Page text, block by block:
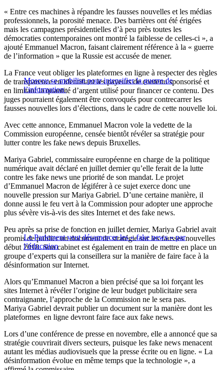
« Entre ces machines à répandre les fausses nouvelles et les médias
professionnels, la porosité menace. Des barrières ont été érigées
mais les campagnes présidentielles d’à peu près toutes les
démocraties contemporaines ont montré la faiblesse de celles-ci », a
ajouté Emmanuel Macron, faisant clairement référence à la « guerre
de l’information » que la Russie est accusée de mener.
Moscou se mobilise pour intensifier la guerre de
l’information
La France veut obliger les plateformes en ligne à respecter des règles
de transparence en identifiant les payeurs de contenu sponsorisé et
en limitant la quantité d’argent utilisé pour financer ce contenu. Des
juges pourraient également être convoqués pour contrecarrer les
fausses nouvelles lors d’élections, dans le cadre de cette nouvelle loi.
Avec cette annonce, Emmanuel Macron vole la vedette de la
Commission européenne, censée bientôt révéler sa stratégie pour
lutter contre les fake news depuis Bruxelles.
Mariya Gabriel, commissaire européenne en charge de la politique
numérique avait déclaré en juillet dernier qu’elle ferait de la lutte
contre les fake news une priorité de son mandat. Le projet
d’Emmanuel Macron de légiférer à ce sujet exerce donc une
nouvelle pression sur Mariya Gabriel. D’une certaine manière, il
donne aussi le feu vert à la Commission pour adopter une approche
plus sévère vis-à-vis des sites Internet et des fake news.
Le Parlement veut désamorcer les « fake news » par
l’éducation
Peu après sa prise de fonction en juillet dernier, Mariya Gabriel avait
promis de publier un document de stratégie sur les fausses nouvelles
début 2018. Son cabinet est également en train de mettre en place un
groupe d’experts qui la conseillera sur la manière de faire face à la
désinformation sur Internet.
Alors qu’Emmanuel Macron a bien précisé que sa loi forçant les
sites Internet à révéler l’origine de leur budget publicitaire sera
contraignante, l’approche de la Commission ne le sera pas.
Mariya Gabriel devrait publier un document sur la manière dont les
plateformes en ligne devront faire face aux fake news.
Lors d’une conférence de presse en novembre, elle a annoncé que sa
stratégie couvrirait divers secteurs, puisque les fake news menacent
autant les médias audiovisuels que la presse écrite ou en ligne. « La
désinformation évolue en même temps que la technologie », a